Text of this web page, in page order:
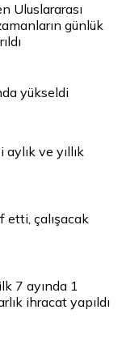
Uluslararası
günlük
yükseldi
ve yıllık
etti, çalışacak
7 ayında 1
ihracat yapıldı